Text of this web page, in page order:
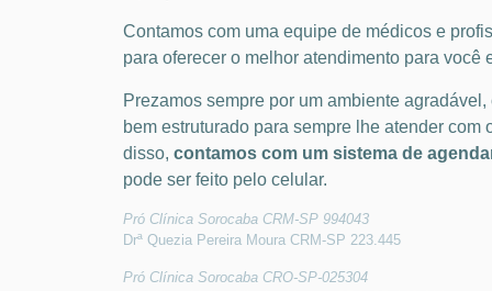
Contamos com uma equipe de médicos e
para oferecer o melhor atendimento para você
Prezamos sempre por um ambiente
bem estruturado para sempre lhe atender com
disso, contamos com um sistema de
pode ser feito pelo celular.
Pró Clínica Sorocaba CRM-SP 994043
Drª Quezia Pereira Moura CRM-SP 223.445
Pró Clínica Sorocaba CRO-SP-025304